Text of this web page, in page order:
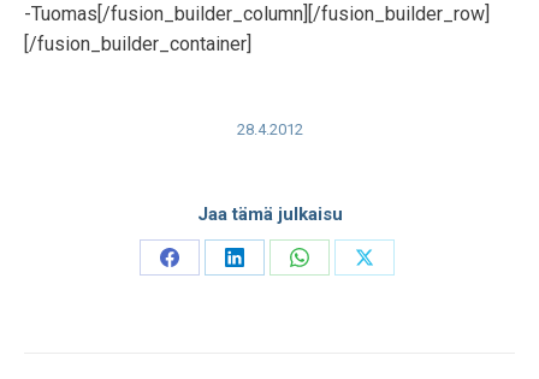
-Tuomas[/fusion_builder_column][/fusion_builder_row]
[/fusion_builder_container]
28.4.2012
Jaa tämä julkaisu
Share
Share
Share
Share